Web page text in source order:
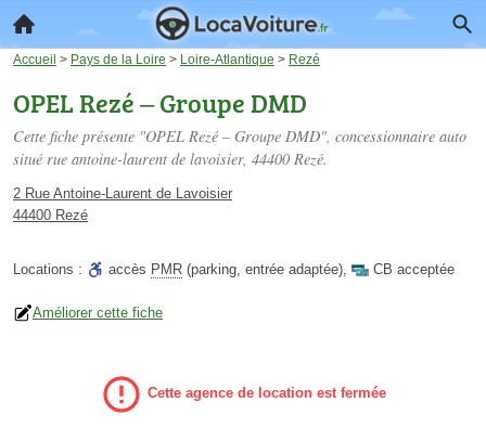
Accueil > Pays de la Loire > Loire-Atlantique > Rezé
OPEL Rezé – Groupe DMD
Cette fiche présente "OPEL Rezé – Groupe DMD", concessionnaire auto
situé rue antoine-laurent de lavoisier, 44400 Rezé.
2 Rue Antoine-Laurent de Lavoisier
44400 Rezé
Locations : accès PMR (parking, entrée adaptée), CB acceptée
Améliorer cette fiche
Cette agence de location est fermée